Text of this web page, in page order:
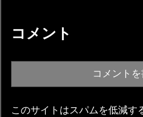
コメント
コメント
このサイトはスパムを低減す